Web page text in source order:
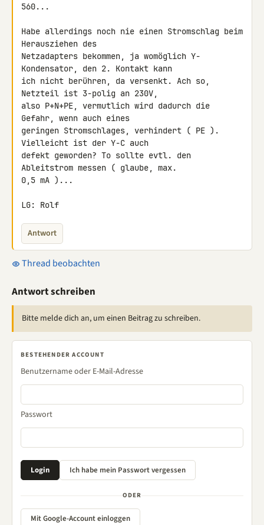
560...
Habe allerdings noch nie einen Stromschlag beim
Herausziehen des
Netzadapters bekommen, ja womöglich Y-
Kondensator, den 2. Kontakt kann
ich nicht berühren, da versenkt. Ach so,
Netzteil ist 3-polig an 230V,
also P+N+PE, vermutlich wird dadurch die
Gefahr, wenn auch eines
geringen Stromschlages, verhindert ( PE ).
Vielleicht ist der Y-C auch
defekt geworden? To sollte evtl. den
Ableitstrom messen ( glaube, max.
0,5 mA )...
LG: Rolf
Antwort
Thread beobachten
Antwort schreiben
Bitte melde dich an, um einen Beitrag zu schreiben.
BESTEHENDER ACCOUNT
Benutzername oder E-Mail-Adresse
Passwort
ODER
Mit Google-Account einloggen